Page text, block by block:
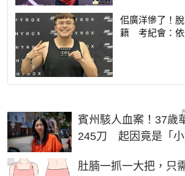
佀廣洋慘了！
籍 考紀會：依
賓州駭人血案！37歲
245刀 起因竟是「小
肚腩一抓一大把，只
PR